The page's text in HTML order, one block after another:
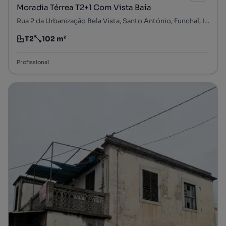
Moradia Térrea T2+1 Com Vista Baía
Rua 2 da Urbanização Bela Vista, Santo António, Funchal, Ilha da Madeira
Tipologia
T2
Preço por metro quadrado
102 m²
Profissional